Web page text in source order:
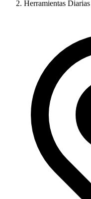
Herramientas Diarias